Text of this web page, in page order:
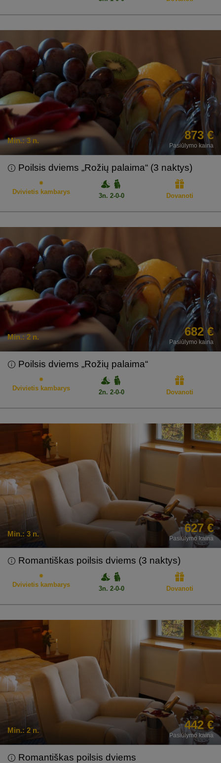
Min.: 3 n. 873 €
Pasiūlymo kaina
Poilsis dviems „Rožių palaima“ (3 naktys)
Dovanoti
Dvivietis kambarys
3n. 2-0-0
Min.: 2 n. 682 €
Pasiūlymo kaina
Poilsis dviems „Rožių palaima“
Dovanoti
Dvivietis kambarys
2n. 2-0-0
Min.: 3 n. 627 €
Pasiūlymo kaina
Romantiškas poilsis dviems (3 naktys)
Dovanoti
Dvivietis kambarys
3n. 2-0-0
Min.: 2 n. 442 €
Pasiūlymo kaina
Romantiškas poilsis dviems